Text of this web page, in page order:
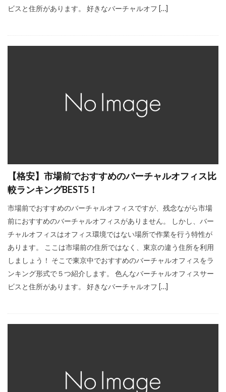
ビスと住所があります。 好きなバーチャルオフ […]
【格安】市場前でおすすめのバーチャルオフィス比
較ランキングBEST5！
市場前でおすすめのバーチャルオフィスですが、残念ながら市場
前におすすめのバーチャルオフィスがありません。 しかし、バー
チャルオフィスはオフィス環境ではない場所で作業を行う特性が
あります。 ここは市場前の住所ではなく、東京の違う住所を利用
しましょう！ そこで東京中でおすすめのバーチャルオフィスをラ
ンキング形式で５つ紹介します。 色んなバーチャルオフィスサー
ビスと住所があります。 好きなバーチャルオフ […]